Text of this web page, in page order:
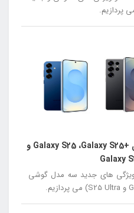
10 ویژگی جدید برتر گوشی های +Galaxy S25 ،Galaxy S25 و
Galaxy
به توضیح 10 تا از ویژگی های جدید سه مدل گوشی